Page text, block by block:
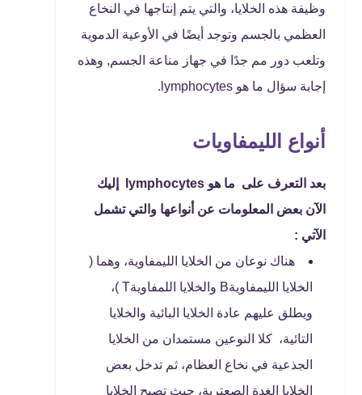
وظيفة هذه الخلايا، والتي يتم إنتاجها في النخاع
العظمي بالجسم وتوجد أيضًا في الأوعية الدموية
وتلعب دور مم جدًا في جهاز مناعة الجسم, وهذه
إجابة سؤال ما هو lymphocytes.
أنواع الليمفاويات
بعد التعرف على ما هو lymphocytes إليك
الآن بعض المعلومات عن أنواعها والتي تشمل
الآتي :
هناك نوعان من الخلايا الليمفاوية، وهما (
الخلايا الليمفاويةB والخلايا اللمفاويةT )،
ويطلق عليهم عادة الخلايا البائية والخلايا
التائية، كلا النوعين مستمدان من الخلايا
الجذعية في نخاع العظام، ثم تدخل بعض
الخلايا الغدة الصعترية، حيث تصبح الخلايا